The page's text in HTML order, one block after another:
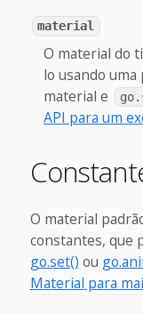
material
O material do
lo usando
material e
API para um
O material
constantes, que
go.set() ou
Material para